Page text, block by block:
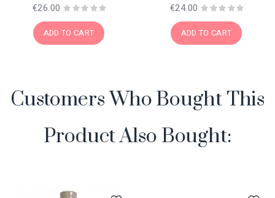
€26.00
ADD TO CART
€24.00
ADD TO CART
Customers Who Bought This
Product Also Bought: